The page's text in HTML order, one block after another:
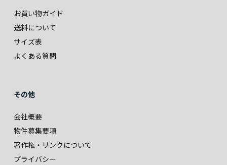
お買い物ガイド
送料について
サイズ表
よくある質問
その他
会社概要
物件募集要項
著作権・リンクについて
プライバシー